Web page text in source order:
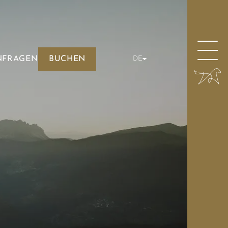
BUCHEN DE